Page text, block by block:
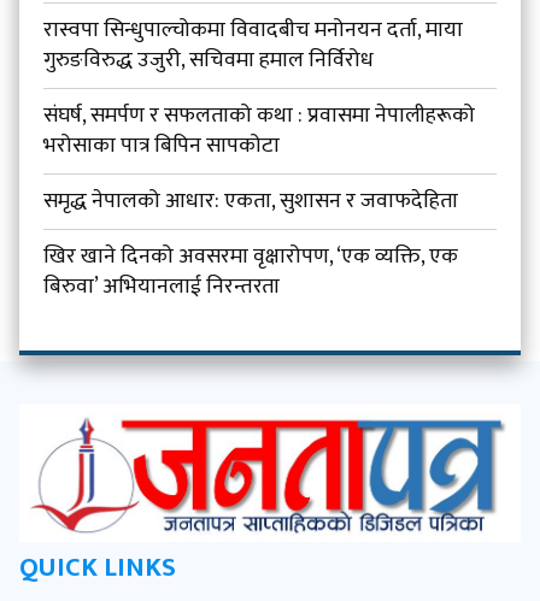
रास्वपा सिन्धुपाल्चोकमा विवादबीच मनोनयन दर्ता, माया
गुरुङविरुद्ध उजुरी, सचिवमा हमाल निर्विरोध
संघर्ष, समर्पण र सफलताको कथा : प्रवासमा नेपालीहरूको
भरोसाका पात्र बिपिन सापकोटा
समृद्ध नेपालको आधार: एकता, सुशासन र जवाफदेहिता
खिर खाने दिनको अवसरमा वृक्षारोपण, ‘एक व्यक्ति, एक
बिरुवा’ अभियानलाई निरन्तरता
QUICK LINKS